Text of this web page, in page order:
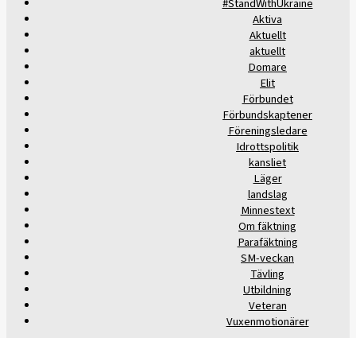
#StandWithUkraine
Aktiva
Aktuellt
aktuellt
Domare
Elit
Förbundet
Förbundskaptener
Föreningsledare
Idrottspolitik
kansliet
Läger
landslag
Minnestext
Om fäktning
Parafäktning
SM-veckan
Tävling
Utbildning
Veteran
Vuxenmotionärer